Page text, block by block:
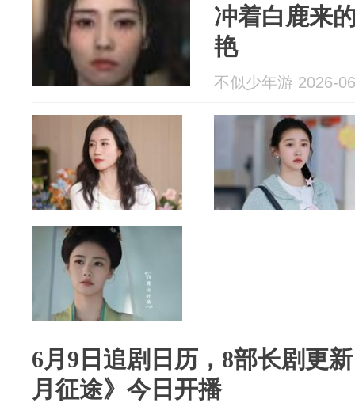
冲着白鹿来
艳
不似少年游 2026-
6月9日追剧日历，8部长剧更
月征途》今日开播